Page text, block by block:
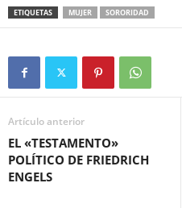
ETIQUETAS MUJER SORORIDAD
Artículo anterior
EL «TESTAMENTO»
POLÍTICO DE FRIEDRICH
ENGELS